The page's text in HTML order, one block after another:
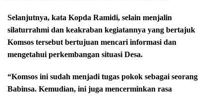
Selanjutnya, kata Kopda Ramidi, selain menjalin
silaturrahmi dan keakraban kegiatannya yang bertajuk
Komsos tersebut bertujuan mencari informasi dan
mengetahui perkembangan situasi Desa.
“Komsos ini sudah menjadi tugas pokok sebagai seorang
Babinsa. Kemudian, ini juga mencerminkan rasa